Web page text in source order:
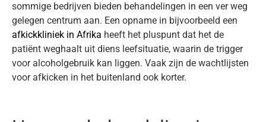
sommige bedrijven bieden behandelingen in een ver weg
gelegen centrum aan. Een opname in bijvoorbeeld een
afkickkliniek in Afrika heeft het pluspunt dat het de
patiënt weghaalt uit diens leefsituatie, waarin de trigger
voor alcoholgebruik kan liggen. Vaak zijn de wachtlijsten
voor afkicken in het buitenland ook korter.